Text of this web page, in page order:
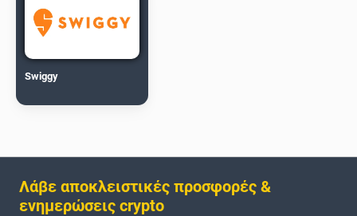
Swiggy
Λάβε αποκλειστικές προσφορές &
ενημερώσεις crypto